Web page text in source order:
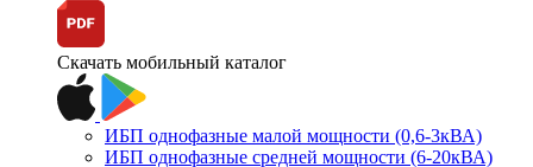
Скачать мобильный каталог
ИБП однофазные малой мощности (0,6-3кВА)
ИБП однофазные средней мощности (6-20кВА)